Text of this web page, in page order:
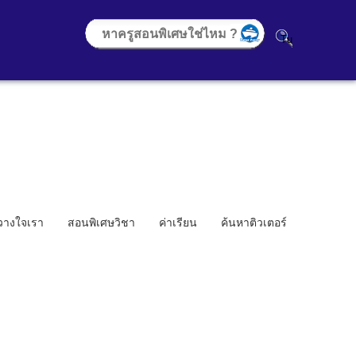
งใจเรา สอนพิเศษวิชา ค่าเรียน ค้นหาติวเตอร์